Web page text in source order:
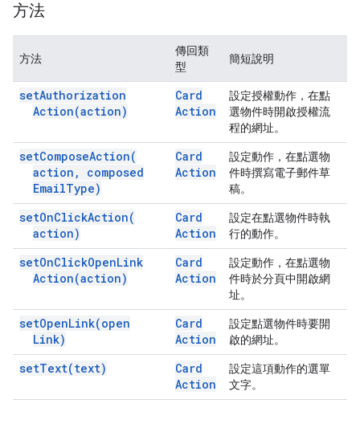
方法
方法
傳回類
型
簡短說明
setAuthorization
Action(action)
Card
Action
設定授權動作，在點
選物件時開啟授權流
程的網址。
setComposeAction(
action ,
composed
EmailType)
Card
Action
設定動作，在點選物
件時撰寫電子郵件草
稿。
setOnClickAction(
action)
Card
Action
設定在點選物件時執
行的動作。
setOnClickOpenLink
Action(action)
Card
Action
設定動作，在點選物
件時於分頁中開啟網
址。
setOpenLink(open
Link)
Card
Action
設定點選物件時要開
啟的網址。
setText(text)
Card
Action
設定這項動作的選單
文字。